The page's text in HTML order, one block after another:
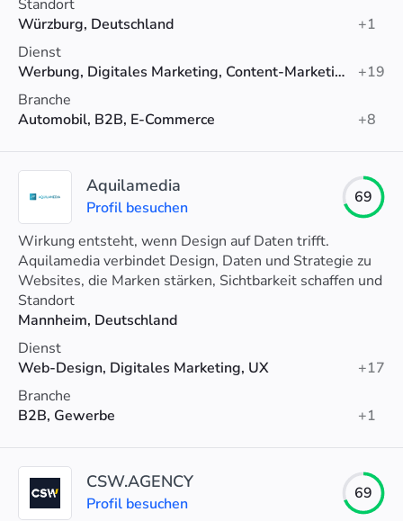
Standort
Würzburg, Deutschland
+1
Dienst
Werbung, Digitales Marketing, Content-Marketing
+19
Branche
Automobil, B2B, E-Commerce
+8
Aquilamedia
Profil besuchen
69
Wirkung entsteht, wenn Design auf Daten trifft.
Aquilamedia verbindet Design, Daten und Strategie zu
Websites, die Marken stärken, Sichtbarkeit schaffen und
nachweislich mehr Kunden bringen.
Standort
Mannheim, Deutschland
Dienst
Web-Design, Digitales Marketing, UX
+17
Branche
B2B, Gewerbe
+1
CSW.AGENCY
Profil besuchen
69